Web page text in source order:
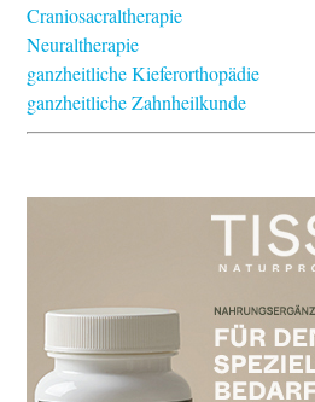
Craniosacraltherapie
Neuraltherapie
ganzheitliche Kieferorthopädie
ganzheitliche Zahnheilkunde